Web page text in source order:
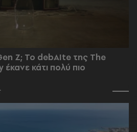
Z; Το debAIte της The
κάτι πολύ πιο